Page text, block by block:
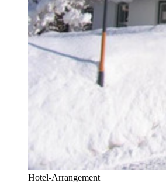
Hotel-Arrangement